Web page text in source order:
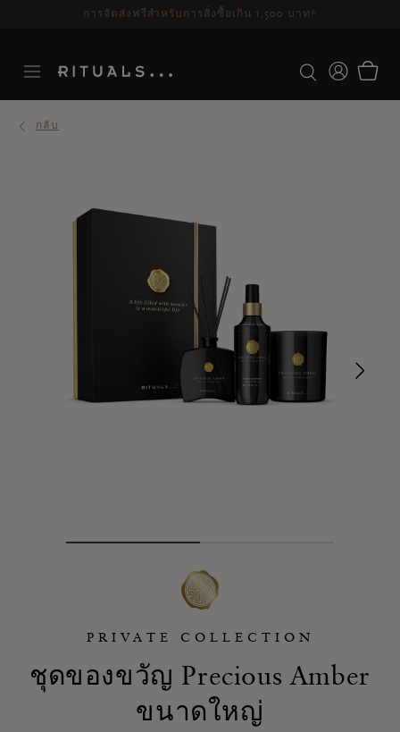
ระยะเวลาจัดส่ง 3-5 วันทำการ ดูเพิ่มเติม
กลับ
PRIVATE COLLECTION
ชุดของขวัญ Precious Amber
ขนาดใหญ่